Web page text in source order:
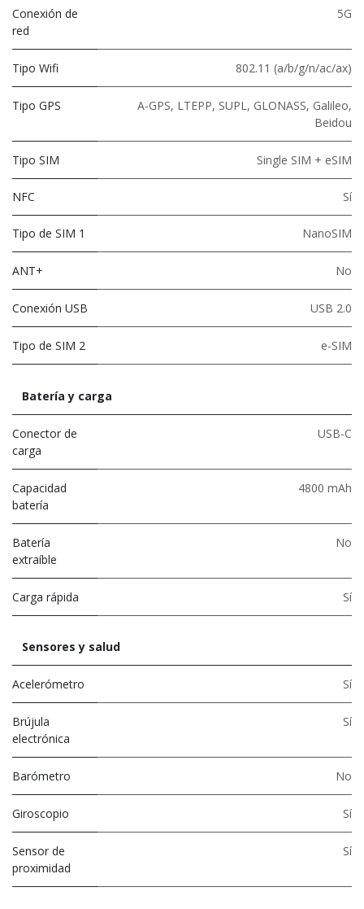
Conexión de
red
5G
Tipo Wifi 802.11 (a/b/g/n/ac/ax)
Tipo GPS
A-GPS, LTEPP, SUPL, GLONASS, Galileo,
Beidou
Tipo SIM Single SIM + eSIM
NFC Sí
Tipo de SIM 1 NanoSIM
ANT+ No
Conexión USB USB 2.0
Tipo de SIM 2 e-SIM
Batería y carga
Conector de
carga
USB-C
Capacidad
batería
4800 mAh
Batería
extraíble
No
Carga rápida Sí
Sensores y salud
Acelerómetro Sí
Brújula
electrónica
Sí
Barómetro No
Giroscopio Sí
Sensor de
proximidad
Sí